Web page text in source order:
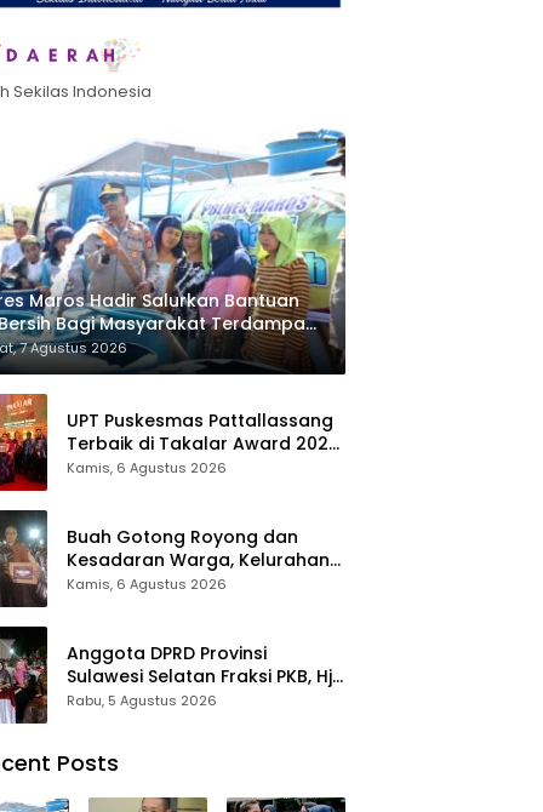
Sekilas Indonesia
Maros Hadir Salurkan Bantuan
Bagi Masyarakat Terdampak
Air Bersih Di Maros
7 Agustus 2026
UPT Puskesmas Pattallassang
Terbaik di Takalar Award 2026,
Bukti Komitmen Hadirkan
Kamis, 6 Agustus 2026
Buah Gotong Royong dan
Kesadaran Warga, Kelurahan
Patte’ne Menjadi Bintang
Kamis, 6 Agustus 2026
Anggota DPRD Provinsi
Sulawesi Selatan Fraksi PKB, Hj.
Fadilah Fahriana Hadiri Dan
Pengabdian Melalui Malam
Apresiasi dan Inovasi Award
Rabu, 5 Agustus 2026
Posts